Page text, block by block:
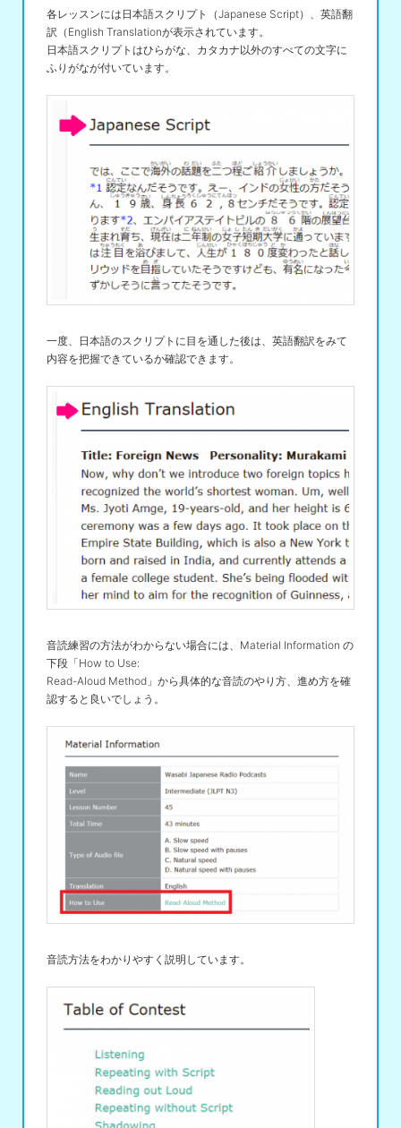
各レッスンには日本語スクリプト（Japanese Script）、英語翻
訳（English Translationが表示されています。
日本語スクリプトはひらがな、カタカナ以外のすべての文字に
ふりがなが付いています。
一度、日本語のスクリプトに目を通した後は、英語翻訳をみて
内容を把握できているか確認できます。
音読練習の方法がわからない場合には、Material Information の
下段「How to Use:
Read-Aloud Method」から具体的な音読のやり方、進め方を確
認すると良いでしょう。
音読方法をわかりやすく説明しています。